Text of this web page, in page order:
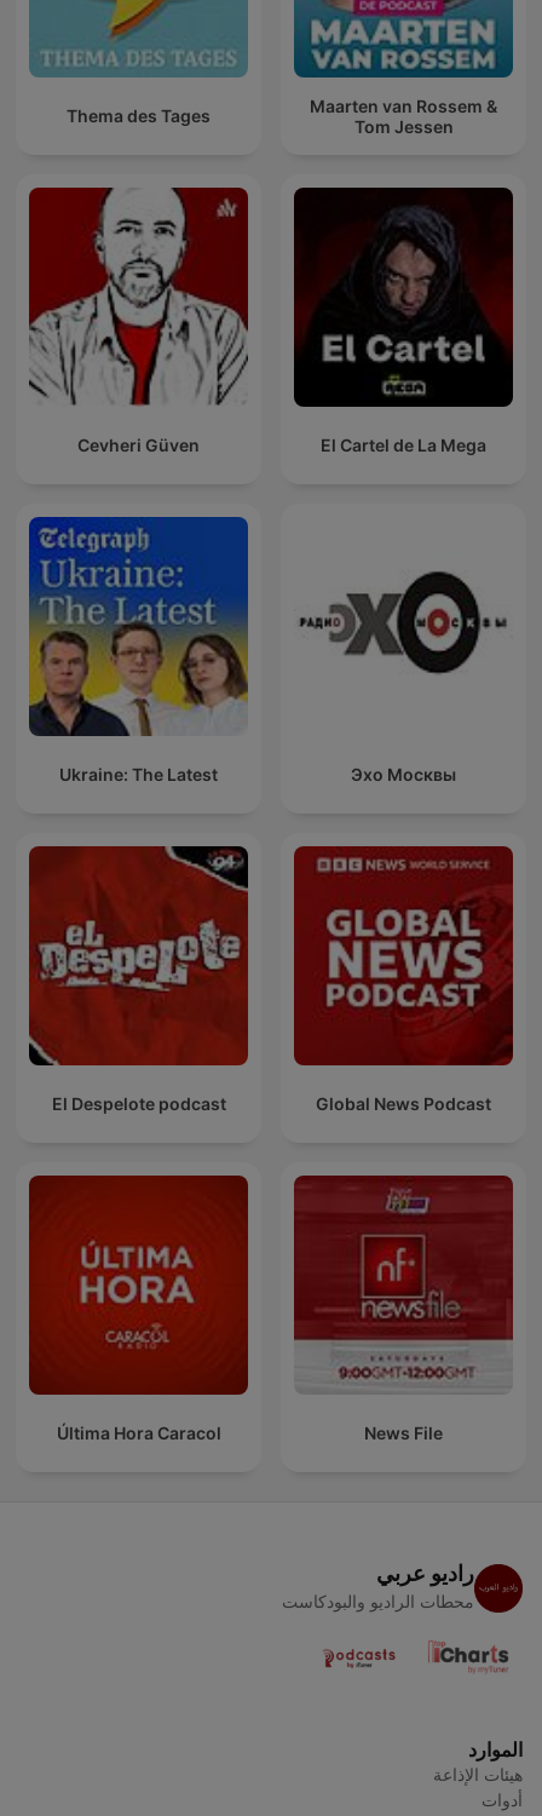
Maarten van Rossem &
Tom Jessen
Thema des Tages
El Cartel de La Mega
Cevheri Güven
Эхо Москвы
Ukraine: The Latest
Global News Podcast
El Despelote podcast
News File
Última Hora Caracol
راديو عربي
محطات الراديو والبودكاست
الموارد
هيئات الإذاعة
أدوات